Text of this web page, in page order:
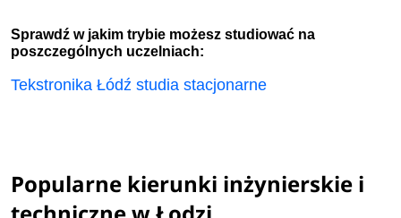
Sprawdź w jakim trybie możesz studiować na
poszczególnych uczelniach:
Tekstronika Łódź studia stacjonarne
Popularne kierunki inżynierskie i